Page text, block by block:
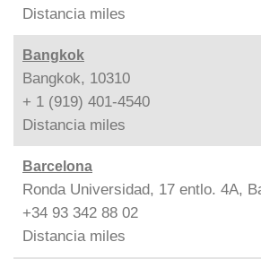
Distancia miles
Bangkok
Bangkok, 10310
+ 1 (919) 401-4540
Distancia miles
Barcelona
Ronda Universidad, 17 entlo. 4A,
+34 93 342 88 02
Distancia miles